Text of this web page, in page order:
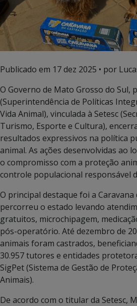
Publicado em 17 dez 2025 • por
O Governo de Mato Grosso do Sul,
(Superintendência de Políticas
Vida Animal), vinculada à Setesc
Turismo, Esporte e Cultura),
resultados expressivos na política
animal. As ações desenvolvidas ao
o compromisso com a proteção
controle populacional responsável
O principal destaque foi a Caravana
percorreu o estado levando
gratuitos, microchipagem,
pós-operatório. Até dezembro de
animais foram castrados,
30.957 tutores e entidades
SigPet (Sistema de Gestão de
Animais).
De acordo com o titular da Setesc,